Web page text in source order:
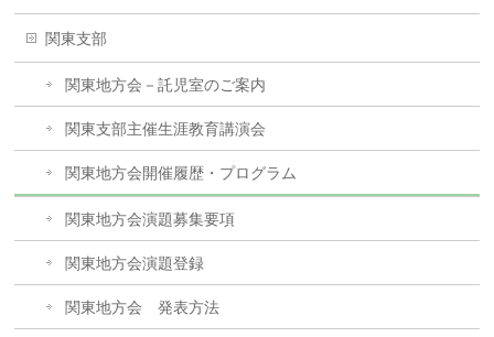
関東支部
関東地方会－託児室のご案内
関東支部主催生涯教育講演会
関東地方会開催履歴・プログラム
関東地方会演題募集要項
関東地方会演題登録
関東地方会 発表方法